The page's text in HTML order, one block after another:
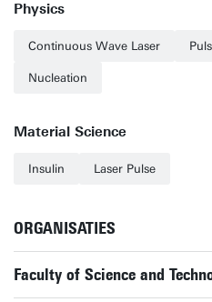
Physics
Continuous Wave Laser
Nucleation
Material Science
Insulin Laser Pulse
ORGANISATIES
Faculty of Science and